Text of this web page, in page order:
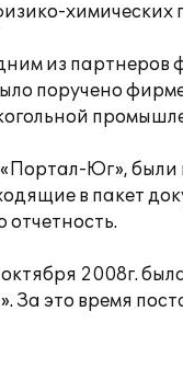
из
поручено
Юг», были
в пакет
октября 2008г.
За это время